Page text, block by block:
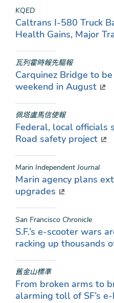
KQED
Caltrans I-580 Truck
Health Gains, Major
瓦列霍時報先驅報
Carquinez Bridge to
weekend in August
佩塔盧馬信使報
Federal, local officials
Road safety project
Marin Independent Journal
Marin agency plans
upgrades
San Francisco Chronicle
S.F.’s e-scooter wars
racking up thousands
舊金山標準
From broken arms to
alarming toll of SF’s